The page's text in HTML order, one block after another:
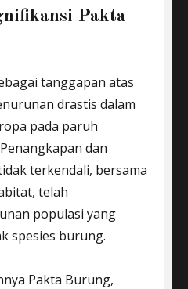
Pakta
tanggapan atas
drastis dalam
pada paruh
dan
terkendali, bersama
telah
populasi yang
spesies burung.
Pakta Burung,